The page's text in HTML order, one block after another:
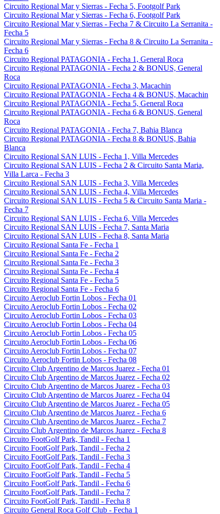
Circuito Regional Mar y Sierras - Fecha 5, Footgolf Park
Circuito Regional Mar y Sierras - Fecha 6, Footgolf Park
Circuito Regional Mar y Sierras - Fecha 7 & Circuito La Serranita -
Fecha 5
Circuito Regional Mar y Sierras - Fecha 8 & Circuito La Serranita -
Fecha 6
Circuito Regional PATAGONIA - Fecha 1, General Roca
Circuito Regional PATAGONIA - Fecha 2 & BONUS, General
Roca
Circuito Regional PATAGONIA - Fecha 3, Macachin
Circuito Regional PATAGONIA - Fecha 4 & BONUS, Macachin
Circuito Regional PATAGONIA - Fecha 5, General Roca
Circuito Regional PATAGONIA - Fecha 6 & BONUS, General
Roca
Circuito Regional PATAGONIA - Fecha 7, Bahia Blanca
Circuito Regional PATAGONIA - Fecha 8 & BONUS, Bahia
Blanca
Circuito Regional SAN LUIS - Fecha 1, Villa Mercedes
Circuito Regional SAN LUIS - Fecha 2 & Circuito Santa Maria,
Villa Larca - Fecha 3
Circuito Regional SAN LUIS - Fecha 3, Villa Mercedes
Circuito Regional SAN LUIS - Fecha 4, Villa Mercedes
Circuito Regional SAN LUIS - Fecha 5 & Circuito Santa Maria -
Fecha 7
Circuito Regional SAN LUIS - Fecha 6, Villa Mercedes
Circuito Regional SAN LUIS - Fecha 7, Santa Maria
Circuito Regional SAN LUIS - Fecha 8, Santa Maria
Circuito Regional Santa Fe - Fecha 1
Circuito Regional Santa Fe - Fecha 2
Circuito Regional Santa Fe - Fecha 3
Circuito Regional Santa Fe - Fecha 4
Circuito Regional Santa Fe - Fecha 5
Circuito Regional Santa Fe - Fecha 6
Circuito Aeroclub Fortin Lobos - Fecha 01
Circuito Aeroclub Fortin Lobos - Fecha 02
Circuito Aeroclub Fortin Lobos - Fecha 03
Circuito Aeroclub Fortin Lobos - Fecha 04
Circuito Aeroclub Fortin Lobos - Fecha 05
Circuito Aeroclub Fortin Lobos - Fecha 06
Circuito Aeroclub Fortin Lobos - Fecha 07
Circuito Aeroclub Fortin Lobos - Fecha 08
Circuito Club Argentino de Marcos Juarez - Fecha 01
Circuito Club Argentino de Marcos Juarez - Fecha 02
Circuito Club Argentino de Marcos Juarez - Fecha 03
Circuito Club Argentino de Marcos Juarez - Fecha 04
Circuito Club Argentino de Marcos Juarez - Fecha 05
Circuito Club Argentino de Marcos Juarez - Fecha 6
Circuito Club Argentino de Marcos Juarez - Fecha 7
Circuito Club Argentino de Marcos Juarez - Fecha 8
Circuito FootGolf Park, Tandil - Fecha 1
Circuito FootGolf Park, Tandil - Fecha 2
Circuito FootGolf Park, Tandil - Fecha 3
Circuito FootGolf Park, Tandil - Fecha 4
Circuito FootGolf Park, Tandil - Fecha 5
Circuito FootGolf Park, Tandil - Fecha 6
Circuito FootGolf Park, Tandil - Fecha 7
Circuito FootGolf Park, Tandil - Fecha 8
Circuito General Roca Golf Club - Fecha 1